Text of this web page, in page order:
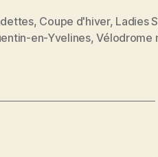
, Coupe d'hiver, Ladies
en-Yvelines,Vélodrome